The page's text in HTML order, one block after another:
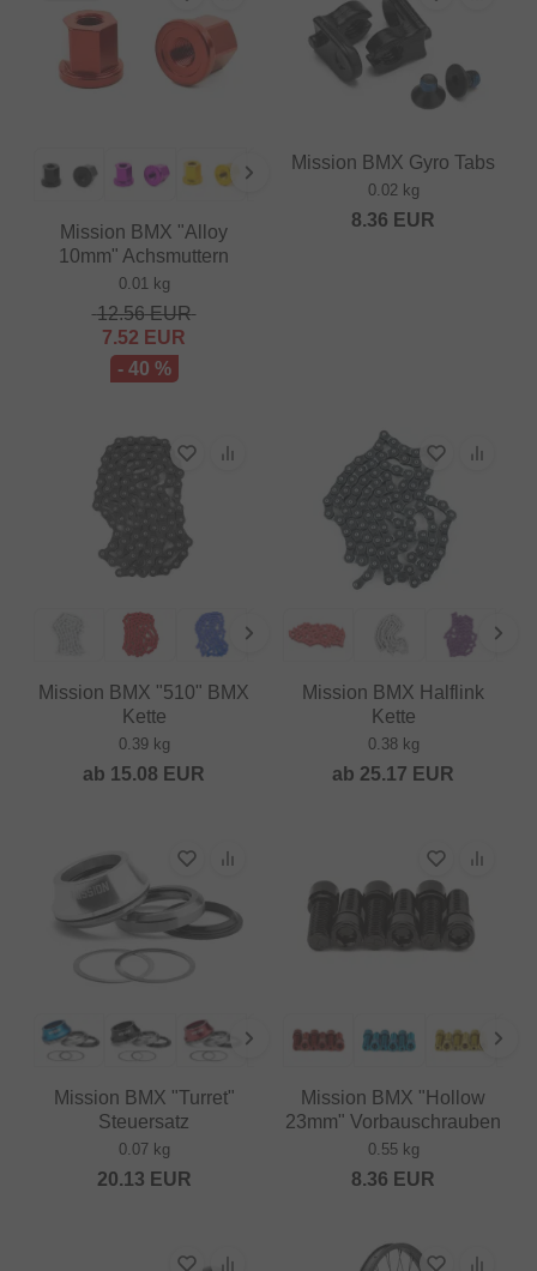
Mission BMX "Alloy
10mm" Achsmuttern
0.01 kg
12.56EUR
7.52 EUR
- 40 %
Mission BMX Gyro Tabs
0.02 kg
8.36 EUR
Mission BMX "510" BMX
Kette
0.39 kg
ab 15.08 EUR
Mission BMX Halflink
Kette
0.38 kg
ab 25.17 EUR
Mission BMX "Turret"
Steuersatz
0.07 kg
20.13 EUR
Mission BMX "Hollow
23mm" Vorbauschrauben
0.55 kg
8.36 EUR